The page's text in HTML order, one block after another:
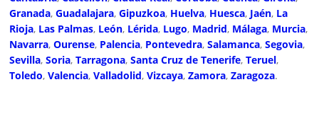
Granada,Guadalajara,Gipuzkoa, Huelva, Huesca, Jaén, La
Rioja, Las Palmas, León, Lérida, Lugo, Madrid, Málaga, Murcia,
Navarra,Ourense, Palencia, Pontevedra,Salamanca,Segovia,
Sevilla,Soria,Tarragona,Santa Cruz de Tenerife,Teruel,
Toledo,Valencia,Valladolid,Vizcaya,Zamora,Zaragoza.